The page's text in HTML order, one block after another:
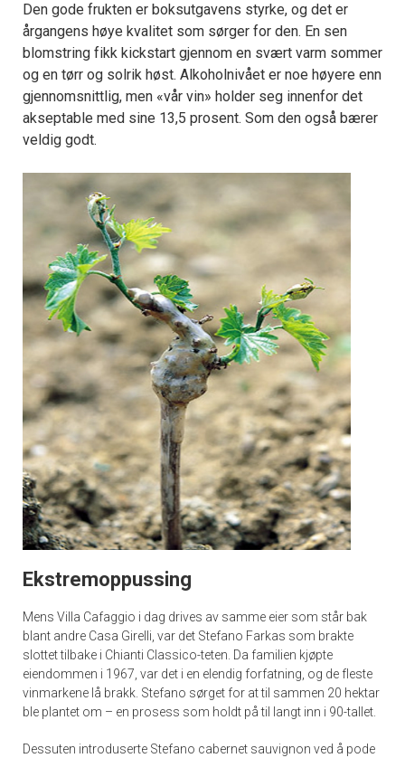
Den gode frukten er boksutgavens styrke, og det er
årgangens høye kvalitet som sørger for den. En sen
blomstring fikk kickstart gjennom en svært varm sommer
og en tørr og solrik høst. Alkoholnivået er noe høyere enn
gjennomsnittlig, men «vår vin» holder seg innenfor det
akseptable med sine 13,5 prosent. Som den også bærer
veldig godt.
Ekstremoppussing
Mens Villa Cafaggio i dag drives av samme eier som står bak
blant andre Casa Girelli, var det Stefano Farkas som brakte
slottet tilbake i Chianti Classico-teten. Da familien kjøpte
eiendommen i 1967, var det i en elendig forfatning, og de fleste
vinmarkene lå brakk. Stefano sørget for at til sammen 20 hektar
ble plantet om – en prosess som holdt på til langt inn i 90-tallet.
Dessuten introduserte Stefano cabernet sauvignon ved å pode